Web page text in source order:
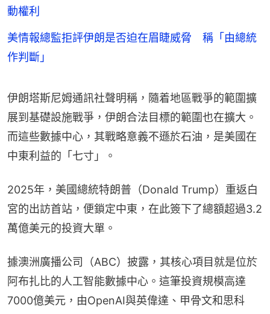
動權利
美情報總監拒評伊朗是否迫在眉睫威脅 稱「由總統
作判斷」
伊朗塔斯尼姆通訊社聲明稱，隨着地區戰爭的範圍擴
展到基礎設施戰爭，伊朗合法目標的範圍也在擴大。
而這些數據中心，其戰略意義不遜於石油，是美國在
中東利益的「七寸」。
2025年，美國總統特朗普（Donald Trump）重返白
宮的出訪首站，便鎖定中東，在此簽下了總額超過3.2
萬億美元的投資大單。
據澳洲廣播公司（ABC）披露，其核心項目就是位於
阿布扎比的人工智能數據中心。這筆投資規模高達
7000億美元，由OpenAI與英偉達、甲骨文和思科